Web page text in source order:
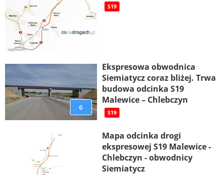
S19
6
Ekspresowa obwodnica
Siemiatycz coraz bliżej. Trwa
budowa odcinka S19
Malewice – Chlebczyn
S19
Mapa odcinka drogi
ekspresowej S19 Malewice -
Chlebczyn - obwodnicy
Siemiatycz